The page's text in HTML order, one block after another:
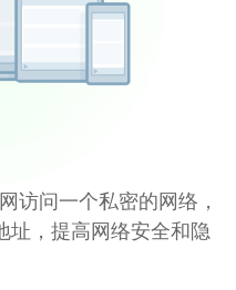
访问一个私密的网络，
址，提高网络安全和隐